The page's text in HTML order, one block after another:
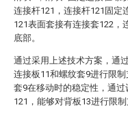
连接杆121，连接杆121固定
121表面套接有连接套122，
底部。
通过采用上述技术方案，通
连接板11和螺纹套9进行限
套9在移动时的稳定性，通
121，能够对背板13进行限制